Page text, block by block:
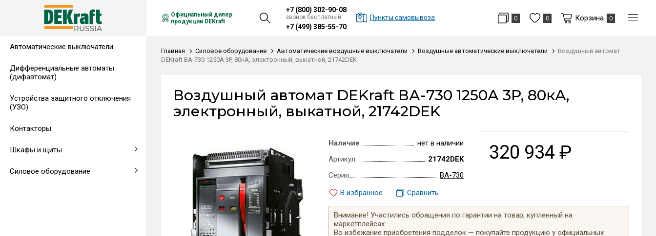
Автоматические выключатели
Дифференциальные автоматы
(дифавтомат)
Устройства защитного отключения
(УЗО)
Контакторы
Шкафы и щиты
Распределительные щиты,
Напольные щиты
Клеммы и комплектующие
Клеммы на DIN-рейку
Аксессуары для щитов
Силовое оборудование
Автоматические выключатели в
Аксессуары
Предохранители
Щитовые приборы
Амперметры
Автоматические воздушные
выключатели
Воздушные автоматические
Официальный дилер
продукции DEKraft
+7 (800) 302-90-08
звонок бесплатный
+7 (499) 385-55-70
Пункты самовывоза 0 0 Корзина 0
Главная Силовое оборудование Автоматические воздушные выключатели Воздушные автоматические выключатели
Воздушный автомат
DEKraft ВА-730 1250А 3P, 80кА, электронный, выкатной, 21742DEK
Воздушный автомат DEKraft ВА-730 1250А 3P, 80кА,
электронный, выкатной, 21742DEK
320 934 ₽
Наличие
нет в наличии
Артикул
21742DEK
Серия
ВА-730
В избранное
Сравнить
Внимание! Участились обращения по гарантии на товар, купленный на
маркетплейсах.
Во избежание приобретения подделок — покупайте продукцию у официальных